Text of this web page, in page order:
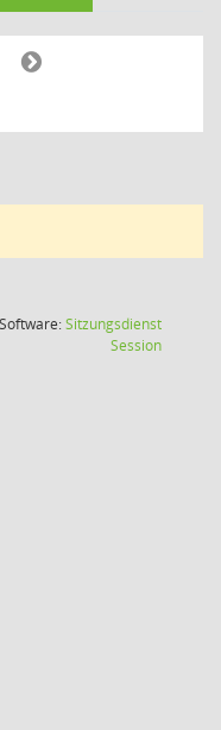
Software:Sitzungsdienst
Session(Wird in